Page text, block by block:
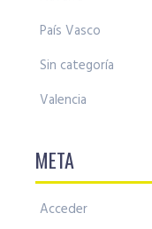
País Vasco
Sin categoría
Valencia
META
Acceder